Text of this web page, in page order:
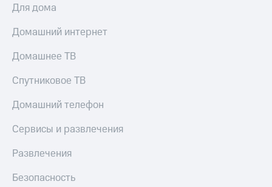
Для дома
Домашний интернет
Домашнее ТВ
Спутниковое ТВ
Домашний телефон
Сервисы и развлечения
Развлечения
Безопасность